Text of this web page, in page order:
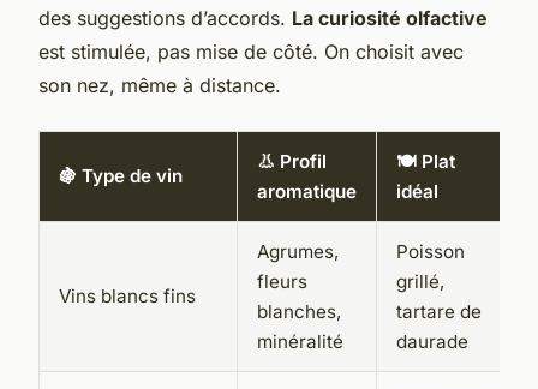
des suggestions d’accords. La curiosité olfactive
est stimulée, pas mise de côté. On choisit avec
son nez, même à distance.
🍇 Type de vin
👃 Profil
aromatique
🍽️ Plat
idéal
Vins blancs fins
Agrumes,
fleurs
blanches,
minéralité
Poisson
grillé,
tartare de
daurade